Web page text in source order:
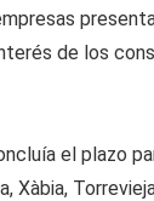
de los
el plazo
Xàbia,